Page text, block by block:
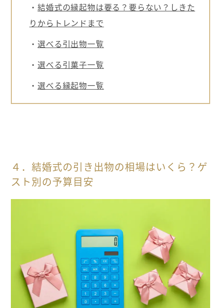
・結婚式の縁起物は要る？要らない？しきた
りからトレンドまで
・選べる引出物一覧
・選べる引菓子一覧
・選べる縁起物一覧
４．結婚式の引き出物の相場はいくら？ゲ
スト別の予算目安